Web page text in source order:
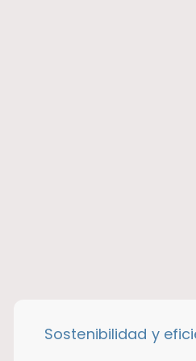
Sostenibilidad y